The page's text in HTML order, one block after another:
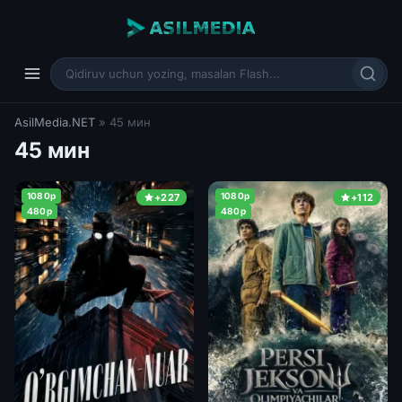
AsilMedia.NET » 45 мин
45 мин
+227
1080p
480p
+112
1080p
480p